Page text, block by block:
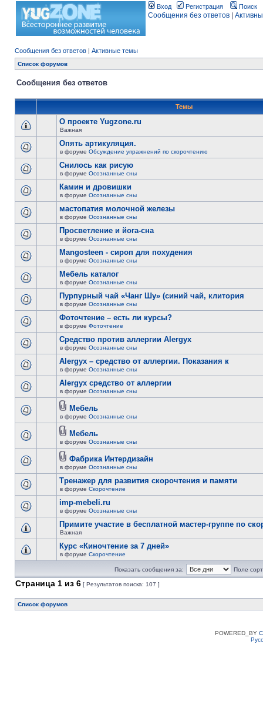
Вход Регистрация Поиск
Сообщения без ответов
Сообщения без ответов | Активные темы
Список форумов
Сообщения без ответов
Темы
О проекте Yugzone.ru
Важная
Опять артикуляция.
в форуме Обсуждение упражнений по скорочтению
Снилось как рисую
в форуме Осознанные сны
Камин и дровишки
в форуме Осознанные сны
мастопатия молочной железы
в форуме Осознанные сны
Просветление и йога-сна
в форуме Осознанные сны
Mangosteen - сироп для похудения
в форуме Осознанные сны
Мебель каталог
в форуме Осознанные сны
Пурпурный чай «Чанг Шу» (синий чай, клитория
в форуме Осознанные сны
Фоточтение – есть ли курсы?
в форуме Фоточтение
Cредство против аллергии Alergyx
в форуме Осознанные сны
Alergyx – средство от аллергии. Показания к
в форуме Осознанные сны
Alergyx средство от аллергии
в форуме Осознанные сны
Мебель
в форуме Осознанные сны
Мебель
в форуме Осознанные сны
Фабрика Интердизайн
в форуме Осознанные сны
Тренажер для развития скорочтения и памяти
в форуме Скорочтение
imp-mebeli.ru
в форуме Осознанные сны
Примите участие в бесплатной мастер-группе по
Важная
Курс «Киночтение за 7 дней»
в форуме Скорочтение
Показать сообщения за: Поле
Страница 1 из 6 [ Результатов поиска: 107 ]
Список форумов
POWERED_BY